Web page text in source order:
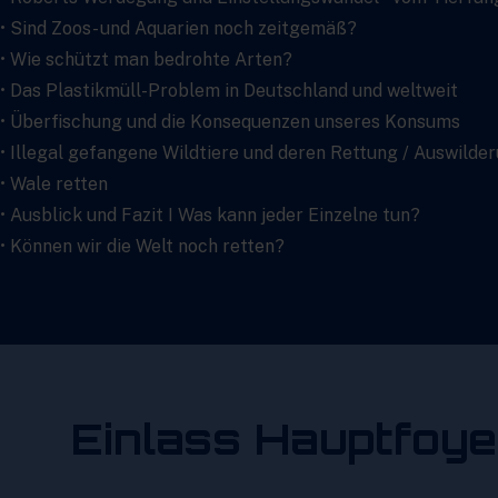
• Sind Zoos- und Aquarien noch zeitgemäß?
• Wie schützt man bedrohte Arten?
• Das Plastikmüll-Problem in Deutschland und weltweit
• Überfischung und die Konsequenzen unseres Konsums
• Illegal gefangene Wildtiere und deren Rettung /
• Wale retten
• Ausblick und Fazit I Was kann jeder Einzelne tun?
• Können wir die Welt noch retten?
Einlass